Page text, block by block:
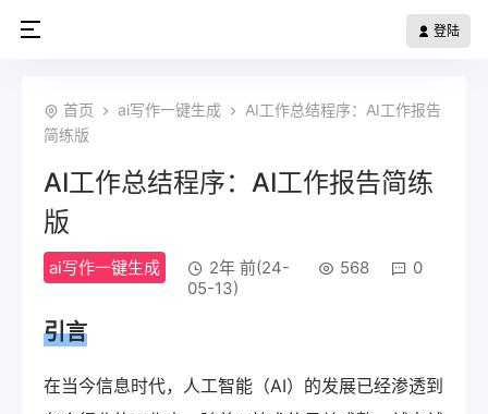
登陆
首页 ai写作一键生成
AI工作总结程序：AI工作报告
简练版
AI工作总结程序：AI工作报告简练
版
ai写作一键生成
2年 前(24-
05-13)
568 0
引言
在当今信息时代，人工智能（AI）的发展已经渗透到